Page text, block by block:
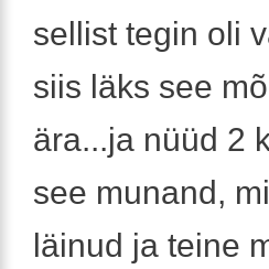
sellist tegin oli
siis läks see
ära...ja nüüd 2
see munand,
läinud ja teine